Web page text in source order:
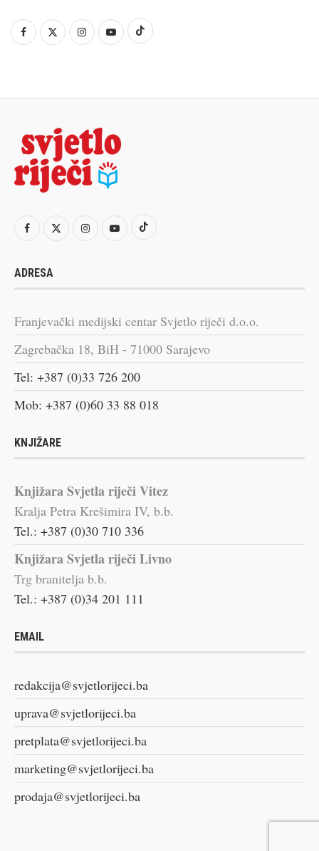
ADRESA
Franjevački medijski centar Svjetlo riječi d.o.o.
Zagrebačka 18, BiH - 71000 Sarajevo
Tel: +387 (0)33 726 200
Mob: +387 (0)60 33 88 018
KNJIŽARE
Knjižara Svjetla riječi Vitez
Kralja Petra Krešimira IV, b.b.
Tel.: +387 (0)30 710 336
Knjižara Svjetla riječi Livno
Trg branitelja b.b.
Tel.: +387 (0)34 201 111
EMAIL
redakcija@svjetlorijeci.ba
uprava@svjetlorijeci.ba
pretplata@svjetlorijeci.ba
marketing@svjetlorijeci.ba
prodaja@svjetlorijeci.ba